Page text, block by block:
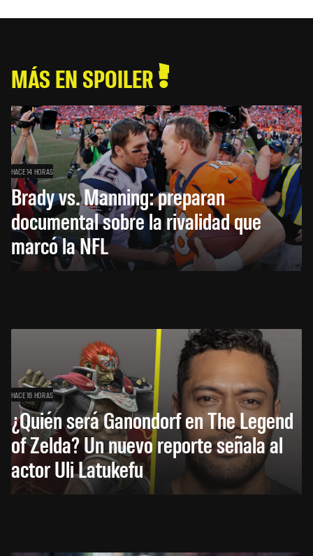
MÁS EN SPOILER
HACE 14 HORAS
Brady vs. Manning: preparan
documental sobre la rivalidad que
marcó la NFL
HACE 16 HORAS
¿Quién será Ganondorf en The Legend
of Zelda? Un nuevo reporte señala al
actor Uli Latukefu